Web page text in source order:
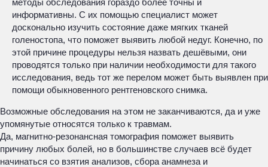
методы обследования гораздо более точны и
информативны. С их помощью специалист может
досконально изучить состояние даже мягких тканей
голеностопа, что поможет выявить любой недуг. Конечно, по
этой причине процедуры нельзя назвать дешёвыми, они
проводятся только при наличии необходимости для такого
исследования, ведь тот же перелом может быть выявлен при
помощи обыкновенного рентгеновского снимка.
Возможные обследования на этом не заканчиваются, да и уже
упомянутые относятся только к травмам.
Да, магнитно-резонансная томография поможет выявить
причину любых болей, но в большинстве случаев всё будет
начинаться со взятия анализов, сбора анамнеза и